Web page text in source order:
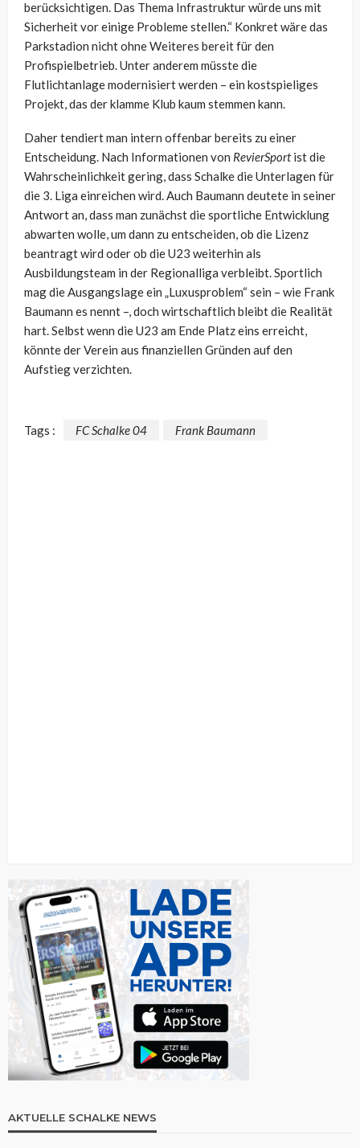
berücksichtigen. Das Thema Infrastruktur würde uns mit
Sicherheit vor einige Probleme stellen.“ Konkret wäre das
Parkstadion nicht ohne Weiteres bereit für den
Profispielbetrieb. Unter anderem müsste die
Flutlichtanlage modernisiert werden – ein kostspieliges
Projekt, das der klamme Klub kaum stemmen kann.
Daher tendiert man intern offenbar bereits zu einer
Entscheidung. Nach Informationen von RevierSportist die
Wahrscheinlichkeit gering, dass Schalke die Unterlagen für
die 3. Liga einreichen wird. Auch Baumann deutete in seiner
Antwort an, dass man zunächst die sportliche Entwicklung
abwarten wolle, um dann zu entscheiden, ob die Lizenz
beantragt wird oder ob die U23 weiterhin als
Ausbildungsteam in der Regionalliga verbleibt. Sportlich
mag die Ausgangslage ein „Luxusproblem“ sein – wie Frank
Baumann es nennt –, doch wirtschaftlich bleibt die Realität
hart. Selbst wenn die U23 am Ende Platz eins erreicht,
könnte der Verein aus finanziellen Gründen auf den
Aufstieg verzichten.
Tags : FC Schalke 04 Frank Baumann
AKTUELLE SCHALKE NEWS